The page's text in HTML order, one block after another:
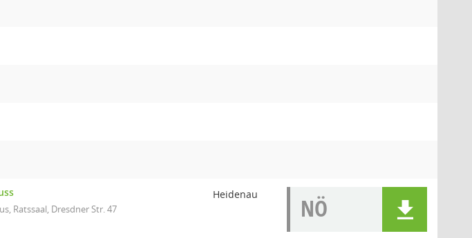
Ratssaal, Dresdner Str. 47
Heidenau
NÖ